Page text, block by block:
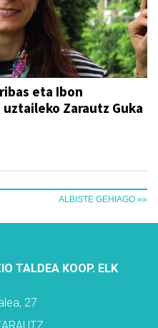
eta Ibon
Zarautz Guka
ALBISTE GEHIAGO »»
TALDEA KOOP. ELK
27